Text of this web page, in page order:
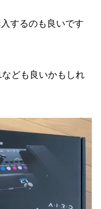
するのも良いです
ども良いかもしれ